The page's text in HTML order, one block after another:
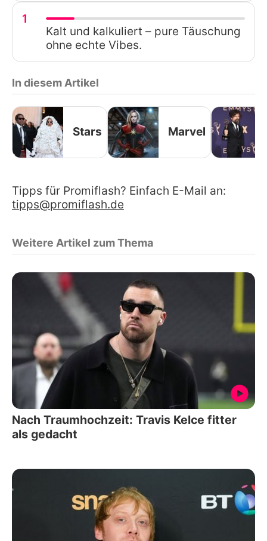
1
Kalt und kalkuliert – pure Täuschung
ohne echte Vibes.
In diesem Artikel
Stars Marvel
Tipps für Promiflash? Einfach E-Mail an:
tipps@promiflash.de
Weitere Artikel zum Thema
Nach Traumhochzeit: Travis Kelce fitter
als gedacht